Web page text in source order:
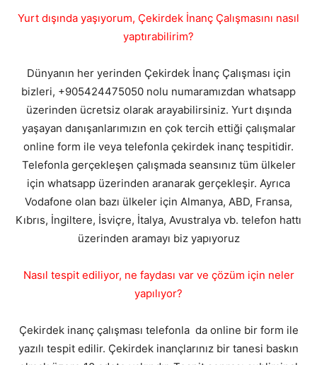
Yurt dışında yaşıyorum, Çekirdek İnanç Çalışmasını nasıl
yaptırabilirim?
Dünyanın her yerinden Çekirdek İnanç Çalışması için
bizleri, +905424475050 nolu numaramızdan whatsapp
üzerinden ücretsiz olarak arayabilirsiniz. Yurt dışında
yaşayan danışanlarımızın en çok tercih ettiği çalışmalar
online form ile veya telefonla çekirdek inanç tespitidir.
Telefonla gerçekleşen çalışmada seansınız tüm ülkeler
için whatsapp üzerinden aranarak gerçekleşir. Ayrıca
Vodafone olan bazı ülkeler için Almanya, ABD, Fransa,
Kıbrıs, İngiltere, İsviçre, İtalya, Avustralya vb. telefon hattı
üzerinden aramayı biz yapıyoruz
Nasıl tespit ediliyor, ne faydası var ve çözüm için neler
yapılıyor?
Çekirdek inanç çalışması telefonla da online bir form ile
yazılı tespit edilir. Çekirdek inançlarınız bir tanesi baskın